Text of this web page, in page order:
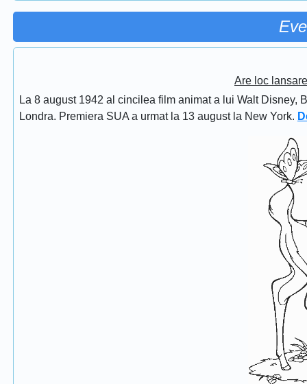
Are loc
La 8 august 1942 al cincilea film animat a lui Walt
Londra. Premiera SUA a urmat la 13 august la New York.